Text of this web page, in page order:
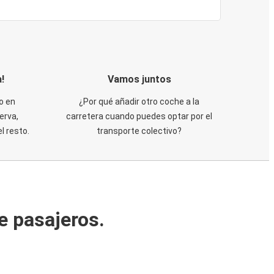
en
resto.
Vamos juntos
¿Por qué añadir otro coche a la
carretera cuando puedes optar por el
transporte colectivo?
pasajeros.